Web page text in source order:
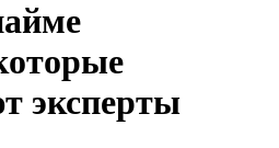
эксперты